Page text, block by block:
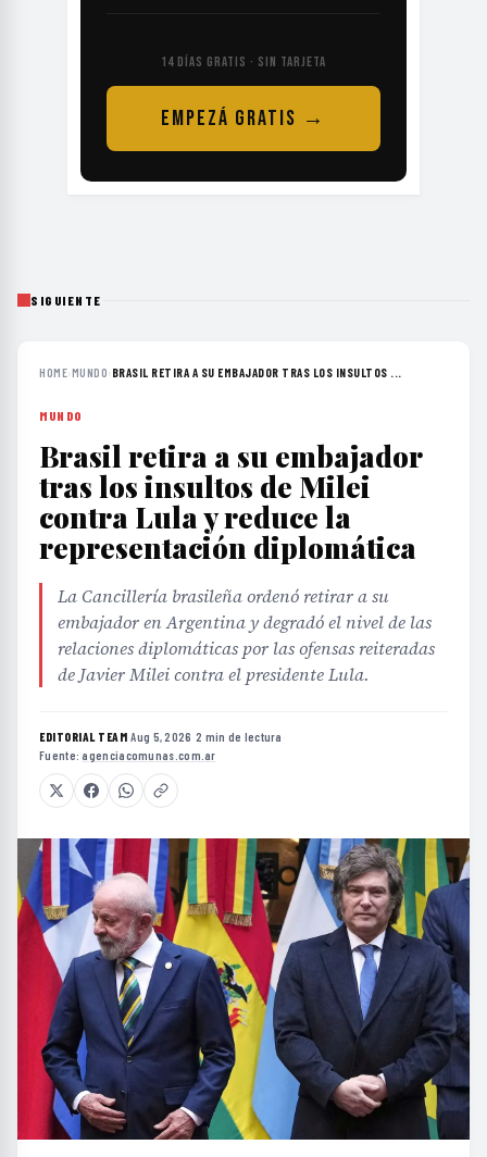
14 DÍAS GRATIS · SIN TARJETA
EMPEZÁ GRATIS →
SIGUIENTE
HOME›MUNDO› BRASIL RETIRA A SU EMBAJADOR TRAS LOS INSULTOS ...
MUNDO
Brasil retira a su embajador
tras los insultos de Milei
contra Lula y reduce la
representación diplomática
La Cancillería brasileña ordenó retirar a su
embajador en Argentina y degradó el nivel de las
relaciones diplomáticas por las ofensas reiteradas
de Javier Milei contra el presidente Lula.
EDITORIAL TEAM·Aug 5, 2026 ·2 min de lectura ·
Fuente:agenciacomunas.com.ar